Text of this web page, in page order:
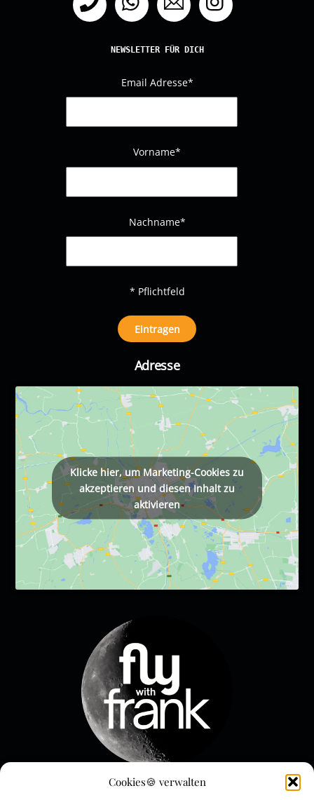
Cookies🍪 verwalten
NEWSLETTER FÜR DICH
Email Adresse*
Vorname*
Nachname*
* Pflichtfeld
Adresse
Klicke hier, um Marketing-Cookies zu
akzeptieren und diesen Inhalt zu
aktivieren
Menue & Rechtliches